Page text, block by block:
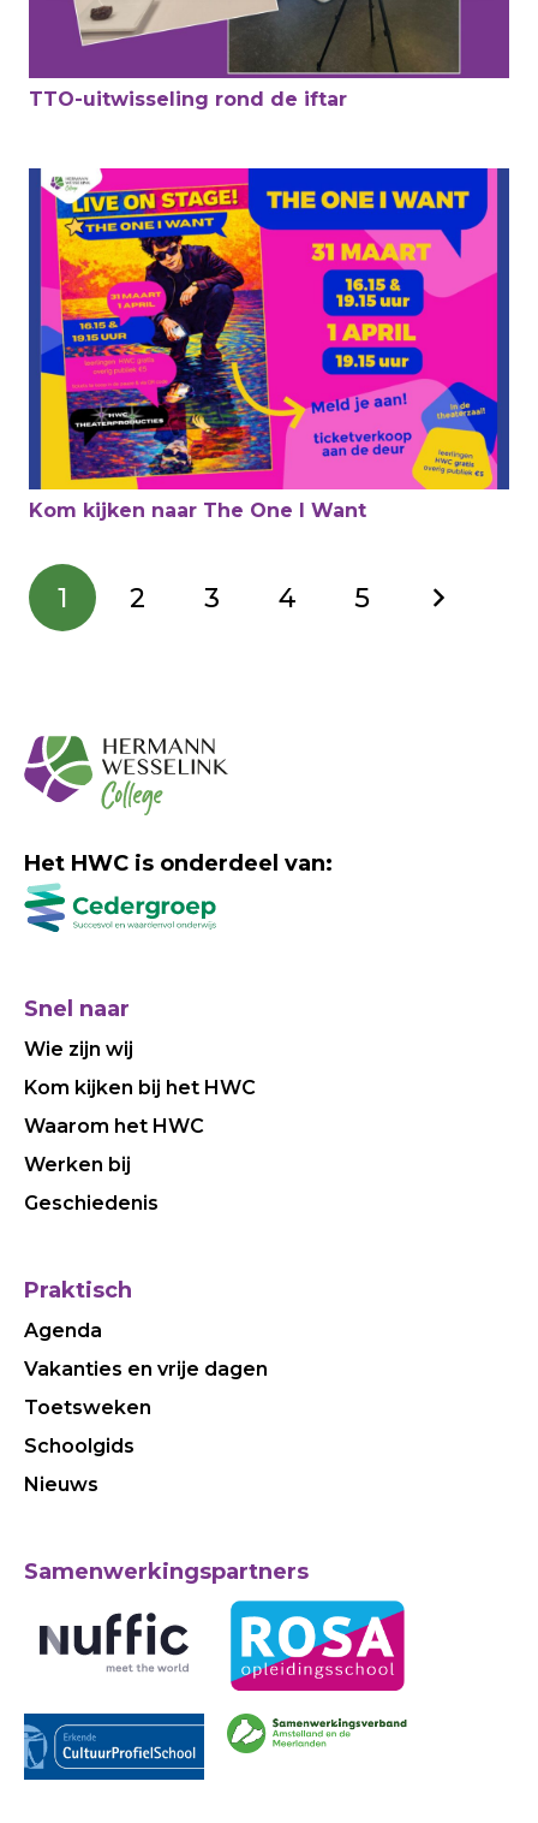
TTO-uitwisseling rond de iftar
Kom kijken naar The One I Want
1 2 3 4 5
Het HWC is onderdeel van:
Snel naar
Wie zijn wij
Kom kijken bij het HWC
Waarom het HWC
Werken bij
Geschiedenis
Praktisch
Agenda
Vakanties en vrije dagen
Toetsweken
Schoolgids
Nieuws
Samenwerkingspartners